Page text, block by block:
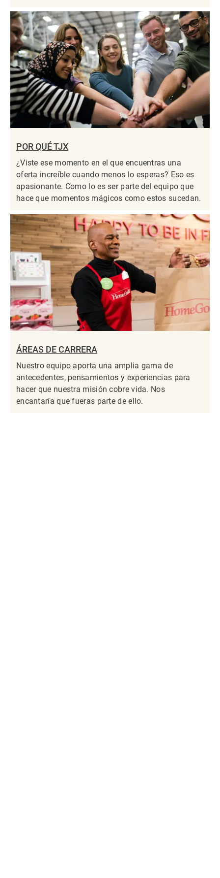
POR QUÉ TJX
¿Viste ese momento en el que encuentras una
oferta increíble cuando menos lo esperas? Eso es
apasionante. Como lo es ser parte del equipo que
hace que momentos mágicos como estos sucedan.
ÁREAS DE CARRERA
Nuestro equipo aporta una amplia gama de
antecedentes, pensamientos y experiencias para
hacer que nuestra misión cobre vida. Nos
encantaría que fueras parte de ello.